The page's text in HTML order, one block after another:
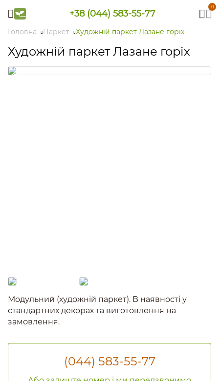
+38 (044) 583-55-77
0
Головна Паркет Художній паркет Лазане горіх
Художній паркет Лазане горіх
Модульний (художній паркет). В наявності у
стандартних декорах та виготовлення на
замовлення.
(044) 583-55-77